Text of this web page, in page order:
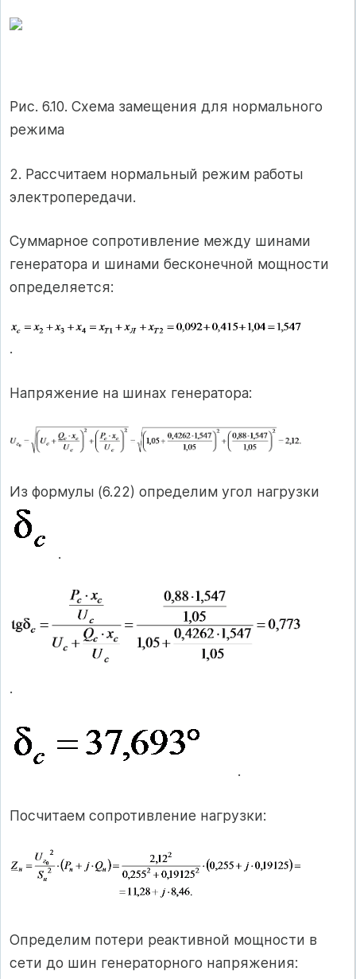
Рис. 6.10. Схема замещения для нормального
режима
2. Рассчитаем нормальный режим работы
электропередачи.
Суммарное сопротивление между шинами
генератора и шинами бесконечной мощности
определяется:
.
Напряжение на шинах генератора:
Из формулы (6.22) определим угол нагрузки
.
.
.
Посчитаем сопротивление нагрузки:
Определим потери реактивной мощности в
сети до шин генераторного напряжения: